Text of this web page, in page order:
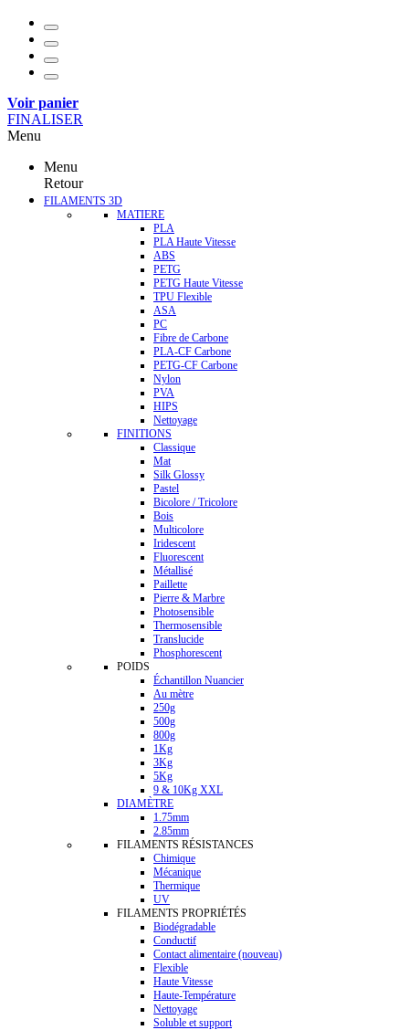
Voir panier
FINALISER
Menu
Menu
Retour
FILAMENTS 3D
MATIERE
PLA
PLA Haute Vitesse
ABS
PETG
PETG Haute Vitesse
TPU Flexible
ASA
PC
Fibre de Carbone
PLA-CF Carbone
PETG-CF Carbone
Nylon
PVA
HIPS
Nettoyage
FINITIONS
Classique
Mat
Silk Glossy
Pastel
Bicolore / Tricolore
Bois
Multicolore
Iridescent
Fluorescent
Métallisé
Paillette
Pierre & Marbre
Photosensible
Thermosensible
Translucide
Phosphorescent
POIDS
Échantillon Nuancier
Au mètre
250g
500g
800g
1Kg
3Kg
5Kg
9 & 10Kg XXL
DIAMÈTRE
1.75mm
2.85mm
FILAMENTS RÉSISTANCES
Chimique
Mécanique
Thermique
UV
FILAMENTS PROPRIÉTÉS
Biodégradable
Conductif
Contact alimentaire (nouveau)
Flexible
Haute Vitesse
Haute-Température
Nettoyage
Soluble et support